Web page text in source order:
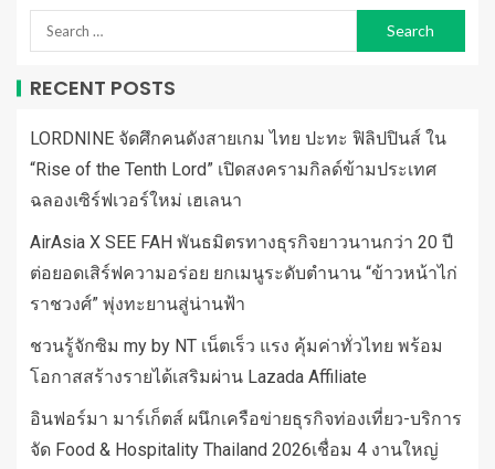
RECENT POSTS
LORDNINE จัดศึกคนดังสายเกม ไทย ปะทะ ฟิลิปปินส์ ใน
“Rise of the Tenth Lord” เปิดสงครามกิลด์ข้ามประเทศ
ฉลองเซิร์ฟเวอร์ใหม่ เฮเลนา
AirAsia X SEE FAH พันธมิตรทางธุรกิจยาวนานกว่า 20 ปี
ต่อยอดเสิร์ฟความอร่อย ยกเมนูระดับตำนาน “ข้าวหน้าไก่
ราชวงศ์” พุ่งทะยานสู่น่านฟ้า
ชวนรู้จักซิม my by NT เน็ตเร็ว แรง คุ้มค่าทั่วไทย พร้อม
โอกาสสร้างรายได้เสริมผ่าน Lazada Affiliate
อินฟอร์มา มาร์เก็ตส์ ผนึกเครือข่ายธุรกิจท่องเที่ยว-บริการ
จัด Food & Hospitality Thailand 2026เชื่อม 4 งานใหญ่